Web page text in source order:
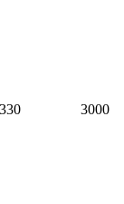
330 3000